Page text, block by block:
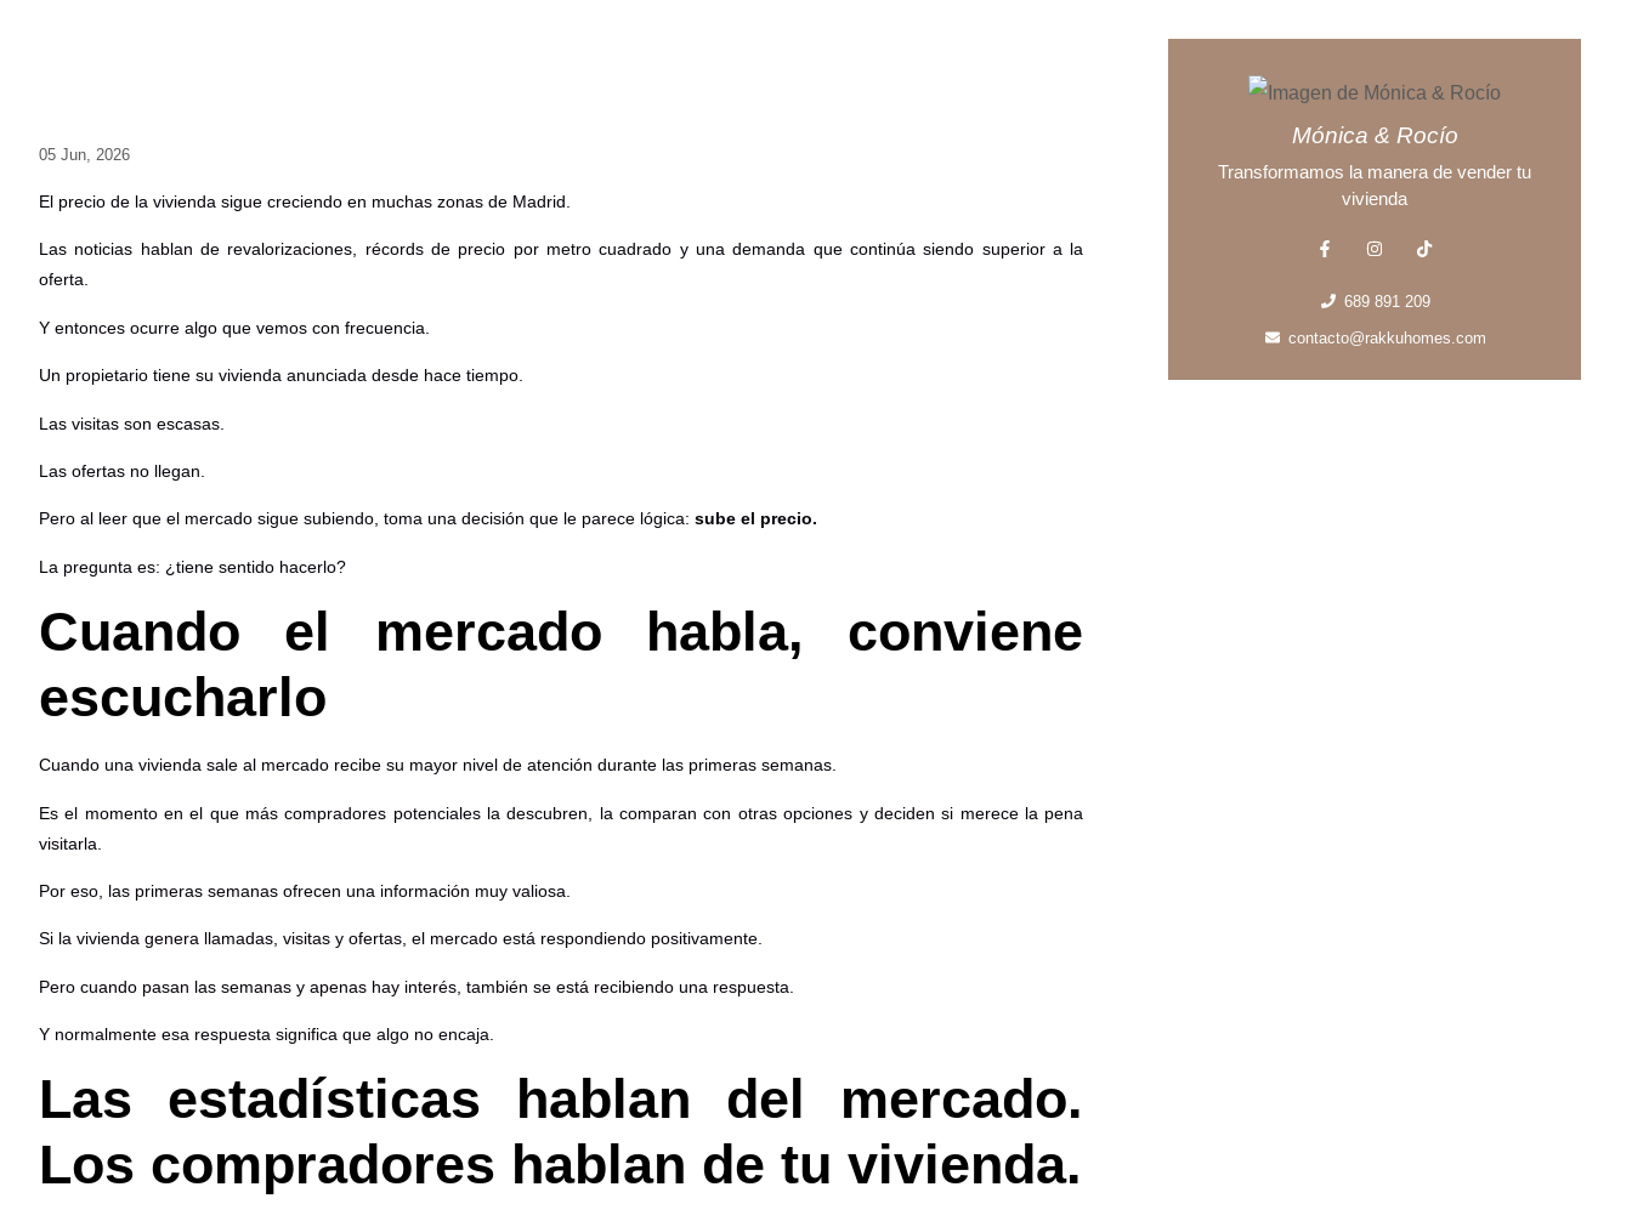
05 Jun, 2026
El precio de la vivienda sigue creciendo en muchas zonas de Madrid.
Las noticias hablan de revalorizaciones, récords de precio por metro cuadrado y una demanda que continúa siendo superior a la
oferta.
Y entonces ocurre algo que vemos con frecuencia.
Un propietario tiene su vivienda anunciada desde hace tiempo.
Las visitas son escasas.
Las ofertas no llegan.
Pero al leer que el mercado sigue subiendo, toma una decisión que le parece lógica: sube el precio.
La pregunta es: ¿tiene sentido hacerlo?
Cuando el mercado habla, conviene
escucharlo
Cuando una vivienda sale al mercado recibe su mayor nivel de atención durante las primeras semanas.
Es el momento en el que más compradores potenciales la descubren, la comparan con otras opciones y deciden si merece la pena
visitarla.
Por eso, las primeras semanas ofrecen una información muy valiosa.
Si la vivienda genera llamadas, visitas y ofertas, el mercado está respondiendo positivamente.
Pero cuando pasan las semanas y apenas hay interés, también se está recibiendo una respuesta.
Y normalmente esa respuesta significa que algo no encaja.
Las estadísticas hablan del mercado.
Los compradores hablan de tu vivienda.
Mónica & Rocío
Transformamos la manera de vender tu
vivienda
689 891 209
contacto@rakkuhomes.com